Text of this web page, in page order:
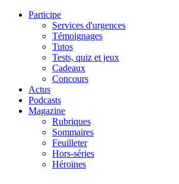
Participe
Services d'urgences
Témoignages
Tutos
Tests, quiz et jeux
Cadeaux
Concours
Actus
Podcasts
Magazine
Rubriques
Sommaires
Feuilleter
Hors-séries
Héroïnes